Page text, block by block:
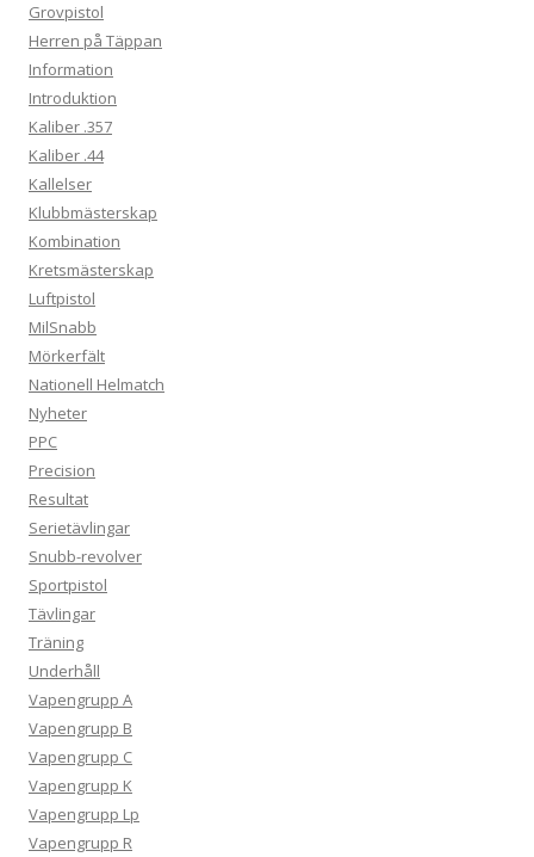
Grovpistol
Herren på Täppan
Information
Introduktion
Kaliber .357
Kaliber .44
Kallelser
Klubbmästerskap
Kombination
Kretsmästerskap
Luftpistol
MilSnabb
Mörkerfält
Nationell Helmatch
Nyheter
PPC
Precision
Resultat
Serietävlingar
Snubb-revolver
Sportpistol
Tävlingar
Träning
Underhåll
Vapengrupp A
Vapengrupp B
Vapengrupp C
Vapengrupp K
Vapengrupp Lp
Vapengrupp R